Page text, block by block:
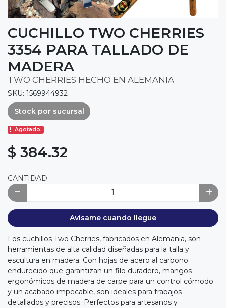
CUCHILLO TWO CHERRIES
3354 PARA TALLADO DE
MADERA
TWO CHERRIES HECHO EN ALEMANIA
SKU: 1569944932
Stock por sucursal
Agotado.
$ 384.32
CANTIDAD
Avísame cuando llegue
Los cuchillos Two Cherries, fabricados en Alemania, son
herramientas de alta calidad diseñadas para la talla y
escultura en madera. Con hojas de acero al carbono
endurecido que garantizan un filo duradero, mangos
ergonómicos de madera de carpe para un control cómodo
y un acabado impecable, son ideales para trabajos
detallados y precisos. Perfectos para artesanos y